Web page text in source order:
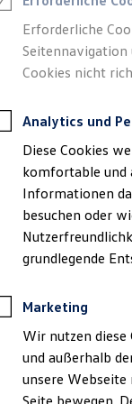
86368 Gersthofen
Erforderliche
Seitennavigation
Cookies nicht
Analytics und
Diese Cookies
komfortable und
Informationen
besuchen oder
grundlegende
Marketing
Wir nutzen diese
und außerhalb
unsere Webseite
Seite bewegen.